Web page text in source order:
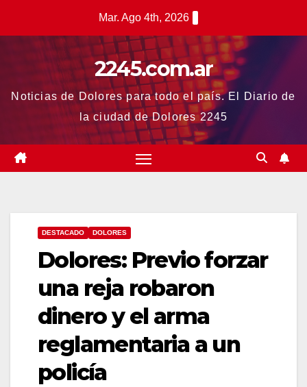
Mar. Ago 4th, 2026
2245.com.ar
Noticias de Dolores para todo el país. El Diario de
la ciudad de Dolores 2245
DESTACADO DOLORES
Dolores: Previo forzar
una reja robaron
dinero y el arma
reglamentaria a un
policía